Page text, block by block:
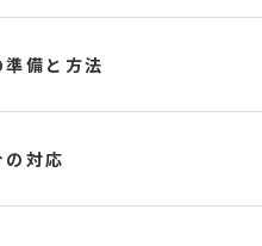
備と方法
対応